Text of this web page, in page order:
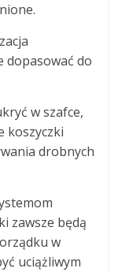
dopasować do
w szafce,
koszyczki
drobnych
zawsze będą
w
uciążliwym